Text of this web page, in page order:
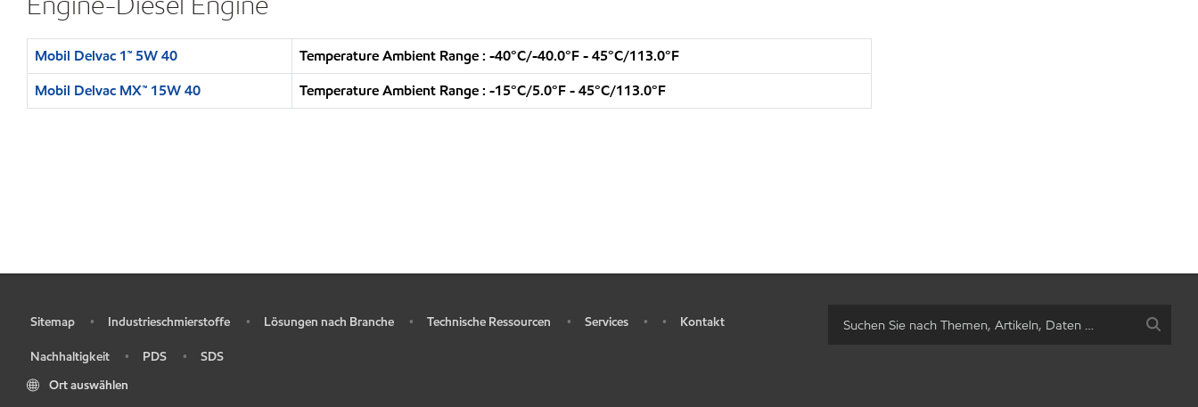
Mobil Delvac 1™ 5W 40
Temperature Ambient Range : -40°C/-40.0°F - 45°C/113.0°F
Mobil Delvac MX™ 15W 40
Temperature Ambient Range : -15°C/5.0°F - 45°C/113.0°F
Sitemap • Industrieschmierstoffe • Lösungen nach Branche • Technische Ressourcen • Services • • Kontakt
Nachhaltigkeit • PDS •
SDS
Ort auswählen